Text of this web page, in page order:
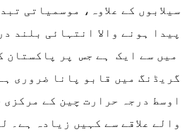
پیدا ہونے والا انتہائی بلند
میں سے ایک ہے جس پر پاکستان
گریڈنگ میں قابو پانا ضروری
اوسط درجہ حرارت چین کے مرکزی
والے علاقے سے کہیں زیادہ ہے۔